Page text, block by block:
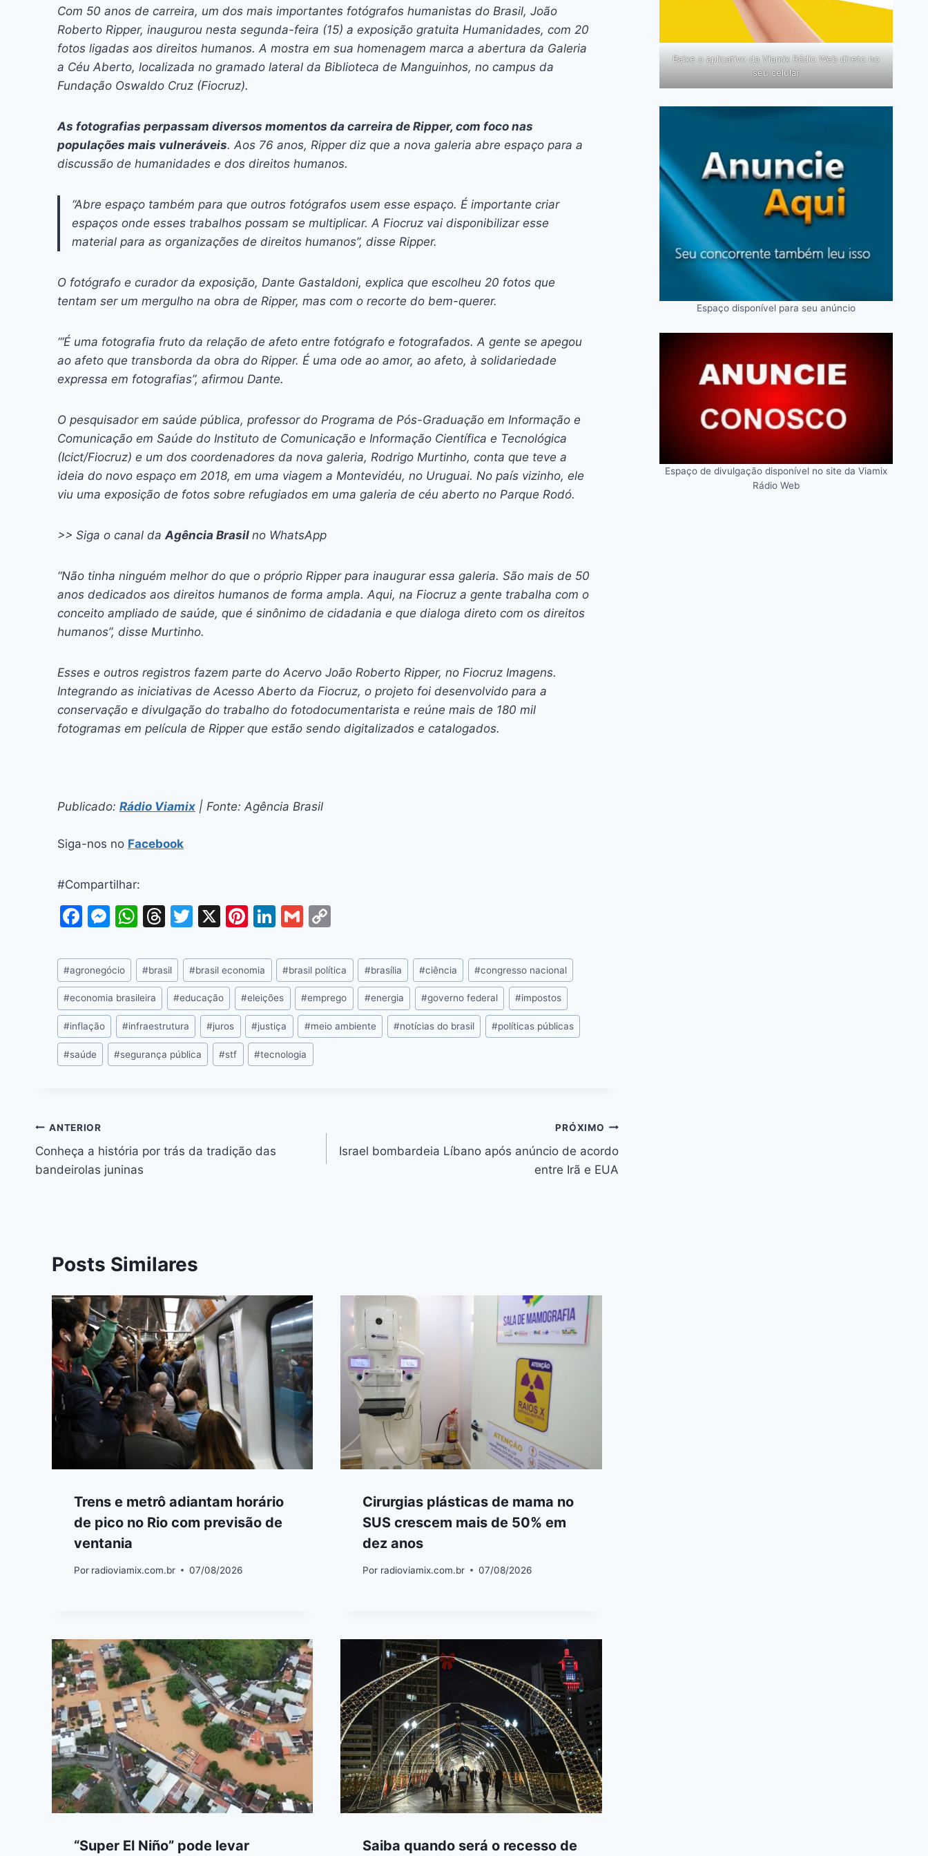
c
e
b
o
o
k
s
s
e
n
g
er
at
s
A
p
p
e
a
d
s
itt
er
er
e
st
k
e
dI
n
ai
l
p
y
Li
n
Com 50 anos de carreira, um dos mais importantes fotógrafos humanistas do Brasil, João
Roberto Ripper, inaugurou nesta segunda-feira (15) a exposição gratuita Humanidades, com 20
fotos ligadas aos direitos humanos. A mostra em sua homenagem marca a abertura da Galeria
a Céu Aberto, localizada no gramado lateral da Biblioteca de Manguinhos, no campus da
Fundação Oswaldo Cruz (Fiocruz).
As fotografias perpassam diversos momentos da carreira de Ripper, com foco nas
populações mais vulneráveis. Aos 76 anos, Ripper diz que a nova galeria abre espaço para a
discussão de humanidades e dos direitos humanos.
“Abre espaço também para que outros fotógrafos usem esse espaço. É importante criar
espaços onde esses trabalhos possam se multiplicar. A Fiocruz vai disponibilizar esse
material para as organizações de direitos humanos”, disse Ripper.
O fotógrafo e curador da exposição, Dante Gastaldoni, explica que escolheu 20 fotos que
tentam ser um mergulho na obra de Ripper, mas com o recorte do bem-querer.
“‘É uma fotografia fruto da relação de afeto entre fotógrafo e fotografados. A gente se apegou
ao afeto que transborda da obra do Ripper. É uma ode ao amor, ao afeto, à solidariedade
expressa em fotografias”, afirmou Dante.
O pesquisador em saúde pública, professor do Programa de Pós-Graduação em Informação e
Comunicação em Saúde do Instituto de Comunicação e Informação Científica e Tecnológica
(Icict/Fiocruz) e um dos coordenadores da nova galeria, Rodrigo Murtinho, conta que teve a
ideia do novo espaço em 2018, em uma viagem a Montevidéu, no Uruguai. No país vizinho, ele
viu uma exposição de fotos sobre refugiados em uma galeria de céu aberto no Parque Rodó.
>> Siga o canal daAgência Brasil no WhatsApp
“Não tinha ninguém melhor do que o próprio Ripper para inaugurar essa galeria. São mais de 50
anos dedicados aos direitos humanos de forma ampla. Aqui, na Fiocruz a gente trabalha com o
conceito ampliado de saúde, que é sinônimo de cidadania e que dialoga direto com os direitos
humanos”, disse Murtinho.
Esses e outros registros fazem parte do Acervo João Roberto Ripper, no Fiocruz Imagens.
Integrando as iniciativas de Acesso Aberto da Fiocruz, o projeto foi desenvolvido para a
conservação e divulgação do trabalho do fotodocumentarista e reúne mais de 180 mil
fotogramas em película de Ripper que estão sendo digitalizados e catalogados.
Publicado: Rádio Viamix | Fonte: Agência Brasil
Siga-nos no Facebook
#Compartilhar:
F
c
e
b
o
o
k
M
s
s
e
n
g
er
W
at
s
A
p
p
T
e
a
d
s
T
itt
er
X
Pi
er
e
st
Li
k
e
dI
n
G
ai
l
p
y
Li
n
#agronegócio #brasil #brasil economia #brasil política #brasília #ciência #congresso nacional
#economia brasileira #educação #eleições #emprego #energia #governo federal #impostos
#inflação #infraestrutura #juros #justiça #meio ambiente #notícias do brasil #políticas públicas
#saúde #segurança pública #stf #tecnologia
ANTERIOR
Conheça a história por trás da tradição das
bandeirolas juninas
PRÓXIMO
Israel bombardeia Líbano após anúncio de acordo
entre Irã e EUA
Posts Similares
Trens e metrô adiantam horário
de pico no Rio com previsão de
ventania
Por radioviamix.com.br 07/08/2026
Cirurgias plásticas de mama no
SUS crescem mais de 50% em
dez anos
Por radioviamix.com.br 07/08/2026
“Super El Niño” pode levar Saiba quando será o recesso de
Baixe o aplicativo da Viamix Rádio Web direto no
seu celular
Espaço disponível para seu anúncio
Espaço de divulgação disponível no site da Viamix
Rádio Web